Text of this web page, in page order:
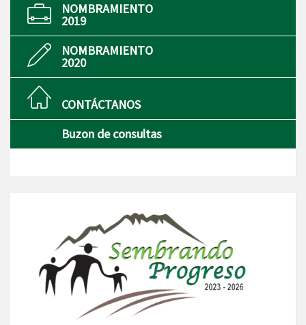
NOMBRAMIENTO
2019
NOMBRAMIENTO
2020
CONTÁCTANOS
Buzon de consultas